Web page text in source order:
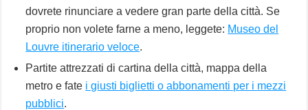
dovrete rinunciare a vedere gran parte della città. Se
proprio non volete farne a meno, leggete: Museo del
Louvre itinerario veloce.
Partite attrezzati di cartina della città, mappa della
metro e fate i giusti biglietti o abbonamenti per i mezzi
pubblici.